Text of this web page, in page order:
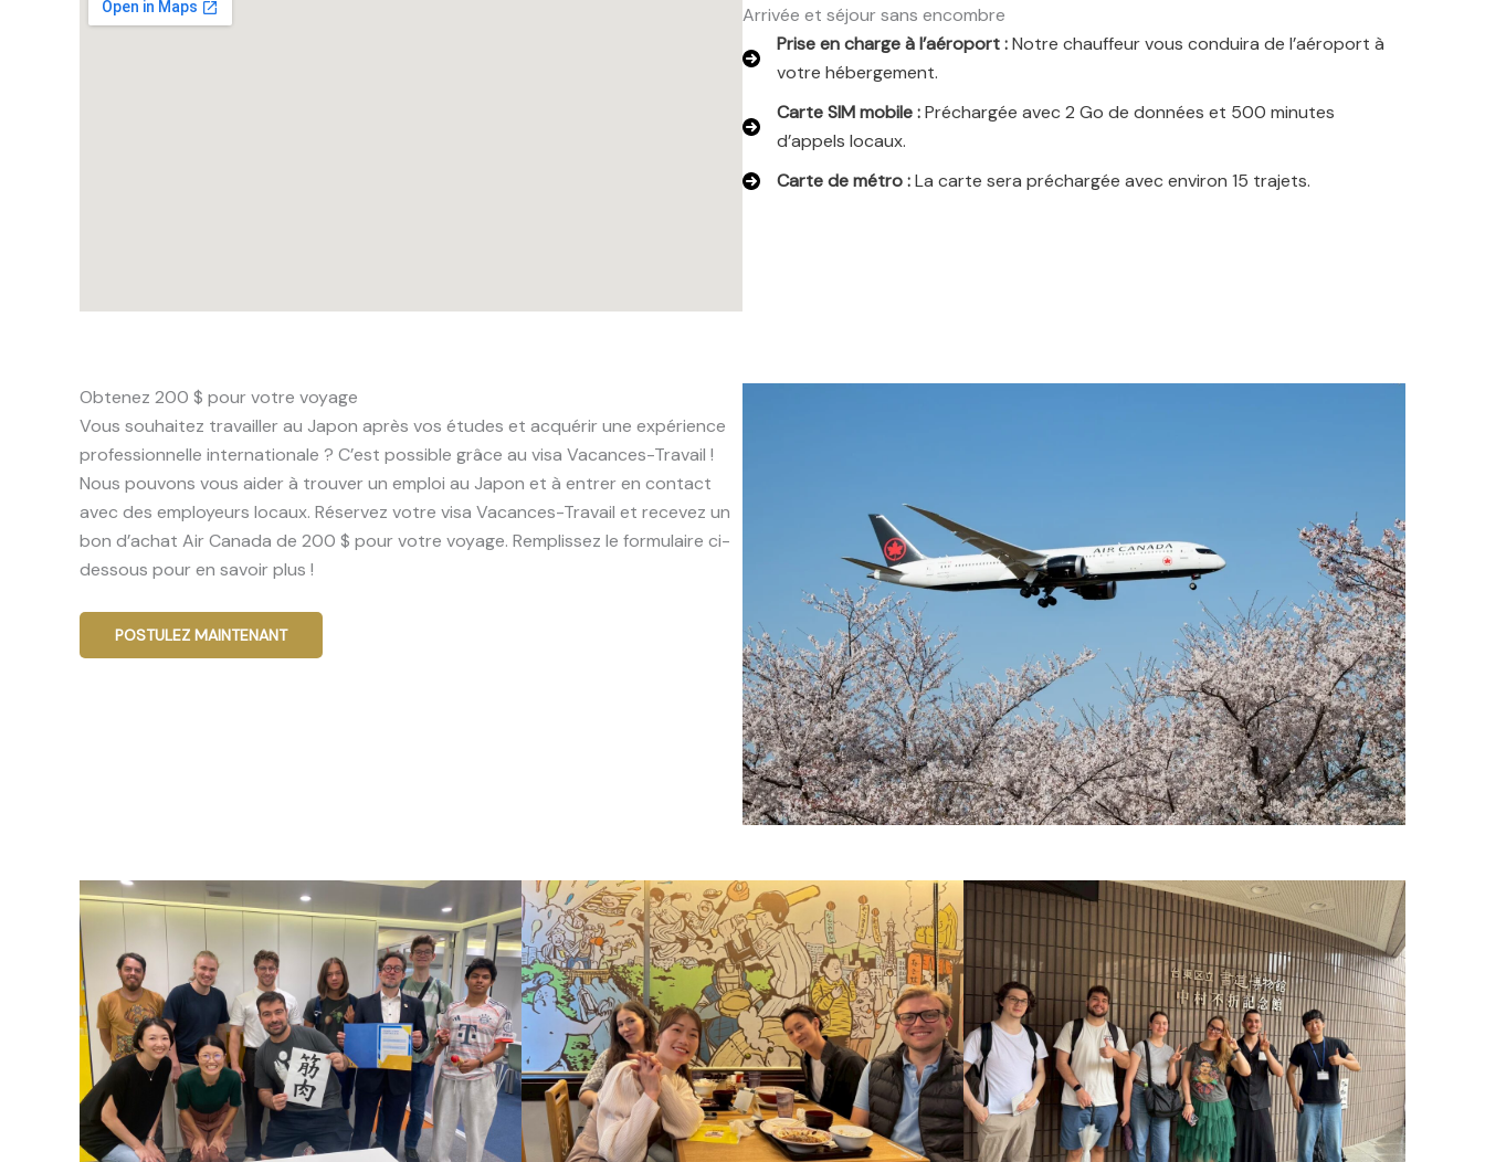
Arrivée et séjour sans encombre
Prise en charge à l’aéroport :Notre chauffeur vous conduira de l’aéroport à
votre hébergement.
Carte SIM mobile :Préchargée avec 2 Go de données et 500 minutes
d’appels locaux.
Carte de métro :La carte sera préchargée avec environ 15 trajets.
Obtenez 200 $ pour votre voyage
Vous souhaitez travailler au Japon après vos études et acquérir une expérience
professionnelle internationale ? C’est possible grâce au visa Vacances-Travail !
Nous pouvons vous aider à trouver un emploi au Japon et à entrer en contact
avec des employeurs locaux. Réservez votre visa Vacances-Travail et recevez un
bon d’achat Air Canada de 200 $ pour votre voyage. Remplissez le formulaire ci-
dessous pour en savoir plus !
POSTULEZ MAINTENANT